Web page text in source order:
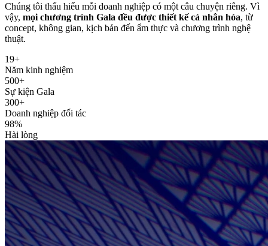
Chúng tôi thấu hiểu mỗi doanh nghiệp có một câu chuyện riêng. Vì
vậy, mọi chương trình Gala đều được thiết kế cá nhân hóa, từ
concept, không gian, kịch bản đến ẩm thực và chương trình nghệ
thuật.
19+
Năm kinh nghiệm
500+
Sự kiện Gala
300+
Doanh nghiệp đối tác
98%
Hài lòng